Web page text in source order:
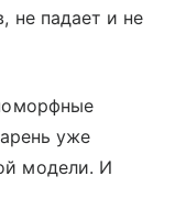
не падает и не
уже
модели. И